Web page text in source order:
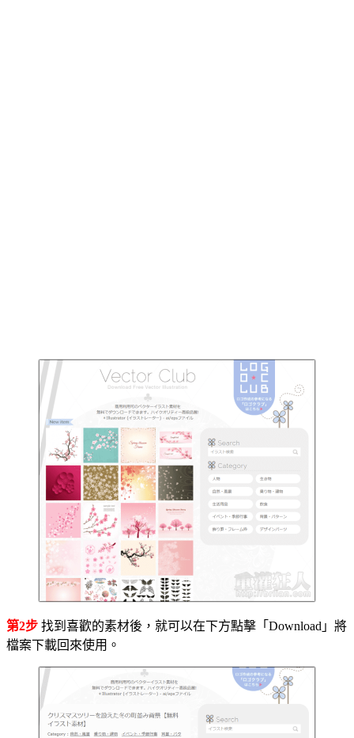
第2步 找到喜歡的素材後，就可以在下方點擊「Download」將
檔案下載回來使用。